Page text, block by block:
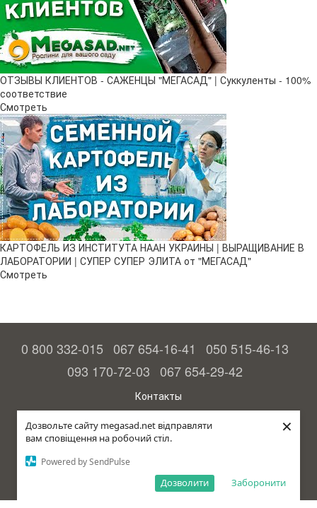
Дозвольте сайту megasad.net відправляти
вам сповіщення на робочий стіл.
Powered by SendPulse
Заборонити
Дозволити
×
ОТЗЫВЫ КЛИЕНТОВ - САЖЕНЦЫ "МЕГАСАД" | Суккуленты - 100%
соответствие
Смотреть
КАРТОФЕЛЬ ИЗ ИНСТИТУТА НААН УКРАИНЫ | ВЫРАЩИВАНИЕ В
ЛАБОРАТОРИИ | СУПЕР СУПЕР ЭЛИТА от "МЕГАСАД"
Смотреть
0 800 332-015 067 654-16-41
050 515-46-13
093 170-72-03 067 654-29-42
Контакты
Полная версия сайта
© 2015—2026
Megasad - гарантия высокого урожая
Укр